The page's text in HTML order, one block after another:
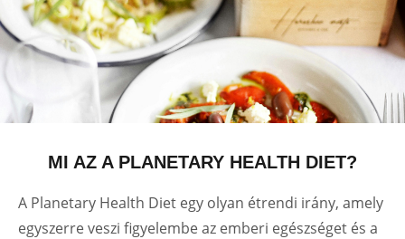
MI AZ A PLANETARY HEALTH DIET?
A Planetary Health Diet egy olyan étrendi irány, amely
egyszerre veszi figyelembe az emberi egészséget és a